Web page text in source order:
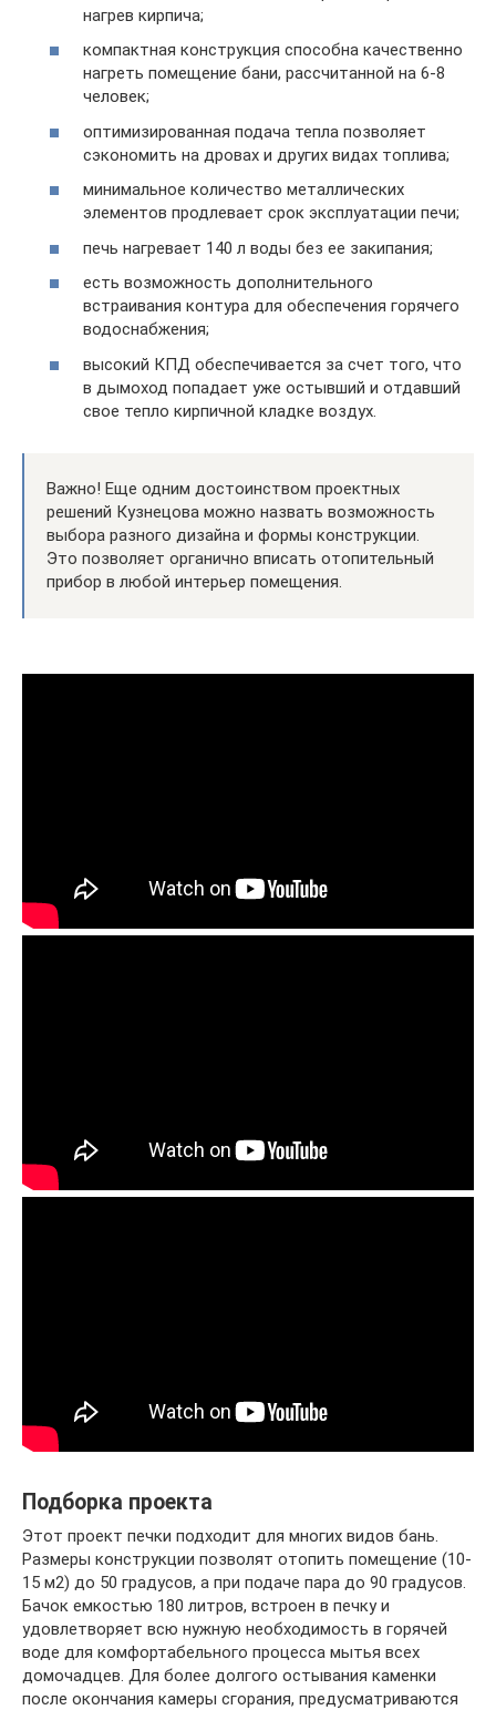
нагрев кирпича;
компактная конструкция способна качественно
нагреть помещение бани, рассчитанной на 6-8
человек;
оптимизированная подача тепла позволяет
сэкономить на дровах и других видах топлива;
минимальное количество металлических
элементов продлевает срок эксплуатации печи;
печь нагревает 140 л воды без ее закипания;
есть возможность дополнительного
встраивания контура для обеспечения горячего
водоснабжения;
высокий КПД обеспечивается за счет того, что
в дымоход попадает уже остывший и отдавший
свое тепло кирпичной кладке воздух.
Важно! Еще одним достоинством проектных
решений Кузнецова можно назвать возможность
выбора разного дизайна и формы конструкции.
Это позволяет органично вписать отопительный
прибор в любой интерьер помещения.
Подборка проекта
Этот проект печки подходит для многих видов бань.
Размеры конструкции позволят отопить помещение (10-
15 м2) до 50 градусов, а при подаче пара до 90 градусов.
Бачок емкостью 180 литров, встроен в печку и
удовлетворяет всю нужную необходимость в горячей
воде для комфортабельного процесса мытья всех
домочадцев. Для более долгого остывания каменки
после окончания камеры сгорания, предусматриваются